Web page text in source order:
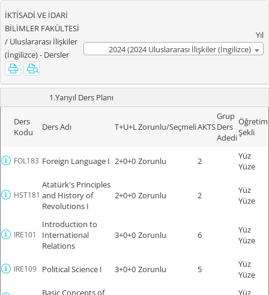
İKTİSADİ VE İDARİ
BİLİMLER FAKÜLTESİ
/ Uluslararası İlişkiler
(İngilizce) - Dersler
Yıl
2024 (2024 Uluslararası İlişkiler (İngilizce)
1.Yarıyıl Ders Planı
Ders
Kodu
Ders Adı T+U+LZorunlu/SeçmeliAKTS
Grup
Ders
Adedi
Öğretim
Şekli
FOL183 Foreign Language I 2+0+0 Zorunlu 2
Yüz
Yüze
HST181
Atatürk's Principles
and History of
Revolutions I
2+0+0 Zorunlu 2
Yüz
Yüze
IRE101
Introduction to
International
Relations
3+0+0 Zorunlu 6
Yüz
Yüze
IRE109 Political Science I 3+0+0 Zorunlu 5
Yüz
Yüze
Basic Concepts of
Yüz